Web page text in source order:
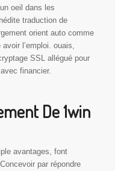
oeil dans les
traduction de
orient auto comme
l’emploi. ouais,
SSL allégué pour
financier.
De 1win
avantages, font
par répondre